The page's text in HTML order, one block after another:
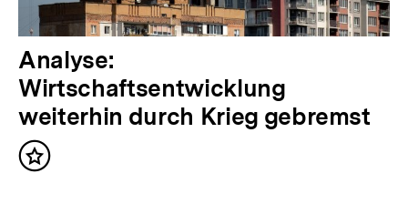
Analyse:
Wirtschaftsentwicklung
weiterhin durch Krieg gebremst
Inhalt